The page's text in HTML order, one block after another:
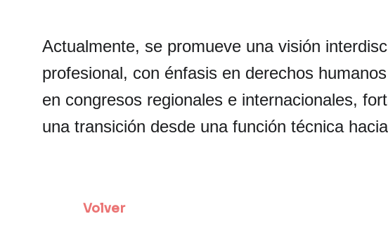
Actualmente, se promueve una visión
profesional, con énfasis en derechos
en congresos regionales e internacionales,
una transición desde una función técnica
Volver